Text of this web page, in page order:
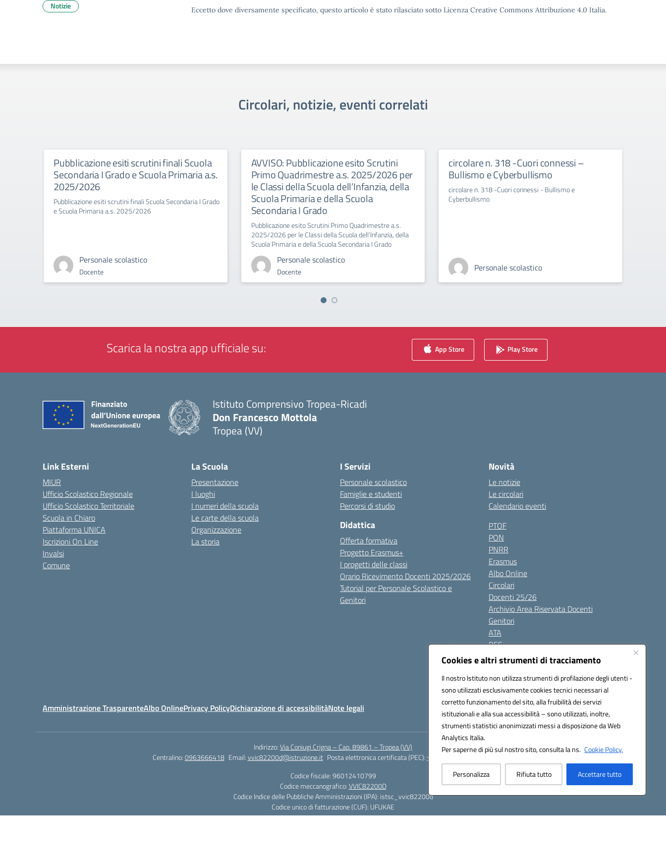
Cookies e altri strumenti di tracciamento
Il nostro Istituto non utilizza strumenti di profilazione degli utenti -
sono utilizzati esclusivamente cookies tecnici necessari al
corretto funzionamento del sito, alla fruibilità dei servizi
istituzionali e alla sua accessibilità – sono utilizzati, inoltre,
strumenti statistici anonimizzati messi a disposizione da Web
Analytics Italia.
Per saperne di più sul nostro sito, consulta la ns. Cookie Policy.
Personalizza Rifiuta tutto Accettare tutto
Eccetto dove diversamente specificato, questo articolo è stato rilasciato sotto Licenza Creative Commons Attribuzione 4.0 Italia.
Notizie
Circolari, notizie, eventi correlati
Pubblicazione esiti scrutini finali Scuola
Secondaria I Grado e Scuola Primaria a.s.
2025/2026
Pubblicazione esiti scrutini finali Scuola Secondaria I Grado
e Scuola Primaria a.s. 2025/2026
Personale scolastico
Docente
AVVISO: Pubblicazione esito Scrutini
Primo Quadrimestre a.s. 2025/2026 per
le Classi della Scuola dell’Infanzia, della
Scuola Primaria e della Scuola
Secondaria I Grado
Pubblicazione esito Scrutini Primo Quadrimestre a.s.
2025/2026 per le Classi della Scuola dell’Infanzia, della
Scuola Primaria e della Scuola Secondaria I Grado
Personale scolastico
Docente
circolare n. 318 -Cuori connessi –
Bullismo e Cyberbullismo
circolare n. 318 -Cuori connessi - Bullismo e
Cyberbullismo
Personale scolastico
Scarica la nostra app ufficiale su: App Store Play Store
Istituto Comprensivo Tropea-Ricadi
Don Francesco Mottola
Tropea (VV)
Link Esterni
MIUR
Ufficio Scolastico Regionale
Ufficio Scolastico Territoriale
Scuola in Chiaro
Piattaforma UNICA
Iscrizioni On Line
Invalsi
Comune
La Scuola
Presentazione
I luoghi
I numeri della scuola
Le carte della scuola
Organizzazione
La storia
I Servizi
Personale scolastico
Famiglie e studenti
Percorsi di studio
Didattica
Offerta formativa
Progetto Erasmus+
I progetti delle classi
Orario Ricevimento Docenti 2025/2026
Tutorial per Personale Scolastico e
Genitori
Novità
Le notizie
Le circolari
Calendario eventi
PTOF
PON
PNRR
Erasmus
Albo Online
Circolari
Docenti 25/26
Archivio Area Riservata Docenti
Genitori
ATA
BES
Modulistica
Gallery
Amministrazione TrasparenteAlbo OnlinePrivacy PolicyDichiarazione di accessibilitàNote legali
Indirizzo:Via Coniugi Crigna – Cap. 89861 – Tropea (VV)
Centralino:0963666418 Email:vvic82200d@istruzione.it Posta elettronica certificata (PEC):vvic82200d@pec.istruzione.it
Codice fiscale: 96012410799
Codice meccanografico:VVIC82200D
Codice Indice delle Pubbliche Amministrazioni (IPA): istsc_vvic82200d
Codice unico di fatturazione (CUF): UFUKAE